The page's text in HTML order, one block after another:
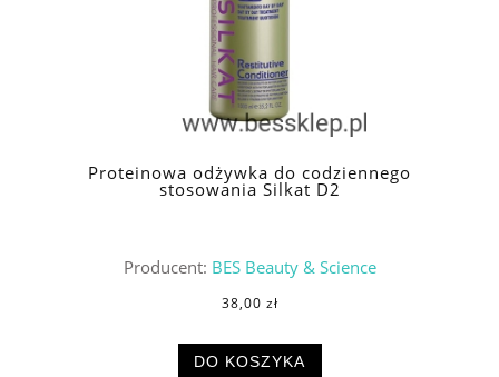
Proteinowa odżywka do codziennego
stosowania Silkat D2
Producent: BES Beauty & Science
38,00 zł
DO KOSZYKA